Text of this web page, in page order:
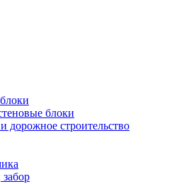
блоки
дорожное строительство